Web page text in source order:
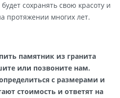
сохранять свою красоту и
протяжении многих лет.
памятник из гранита
или позвоните нам.
с размерами и
стоимость и ответят на